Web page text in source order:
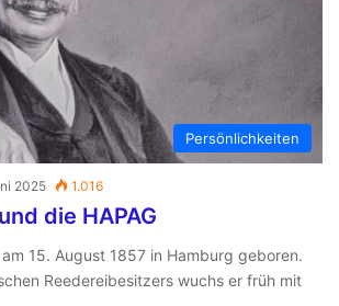
Persönlichkeiten
2025 1.016
die HAPAG
15. August 1857 in Hamburg geboren.
Reedereibesitzers wuchs er früh mit